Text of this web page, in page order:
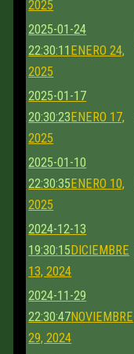
2025
2025-01-24
22:30:11 ENERO 24,
2025
2025-01-17
20:30:23 ENERO 17,
2025
2025-01-10
22:30:35 ENERO 10,
2025
2024-12-13
19:30:15 DICIEMBRE
13, 2024
2024-11-29
22:30:47NOVIEMBRE
29, 2024